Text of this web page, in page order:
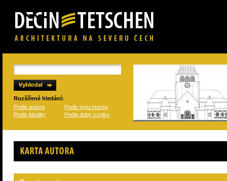
Rozšířené hledání:
Podle autora
Podle typu stavby
Podle lokality
Podle doby vzniku
Karta autora